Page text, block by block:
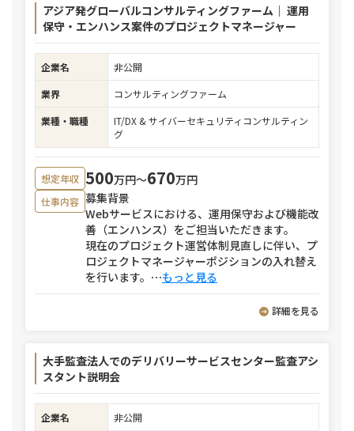
アジア発グローバルコンサルティングファーム｜ 運用
保守・エンハンス案件のプロジェクトマネージャー
企業名
非公開
業界
コンサルティングファーム
業種・職種
IT/DX & サイバーセキュリティコンサルティン
グ
想定年収 500万円〜670万円
仕事内容 募集背景
Webサービスにおける、運用保守および機能改
善（エンハンス）をご担当いただきます。
現在のプロジェクト運営体制見直しに伴い、プ
ロジェクトマネージャーポジションの入れ替え
を行います。 ⋯もっと見る
詳細を見る
大手監査法人でのデリバリーサービスセンター監査アシ
スタント説明会
企業名
非公開